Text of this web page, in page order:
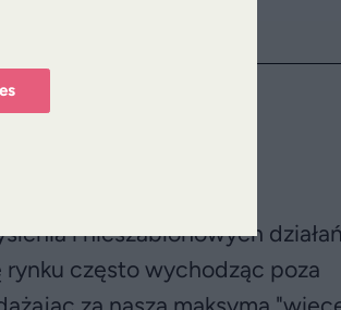
i nieszablonowych
często wychodząc poza